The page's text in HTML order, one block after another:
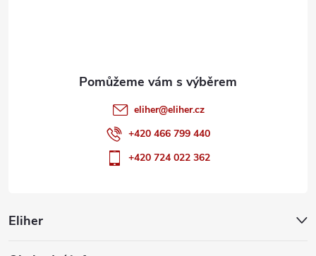
Eliher
eliher@eliher.cz
+420 466 799 440
+420 724 022 362